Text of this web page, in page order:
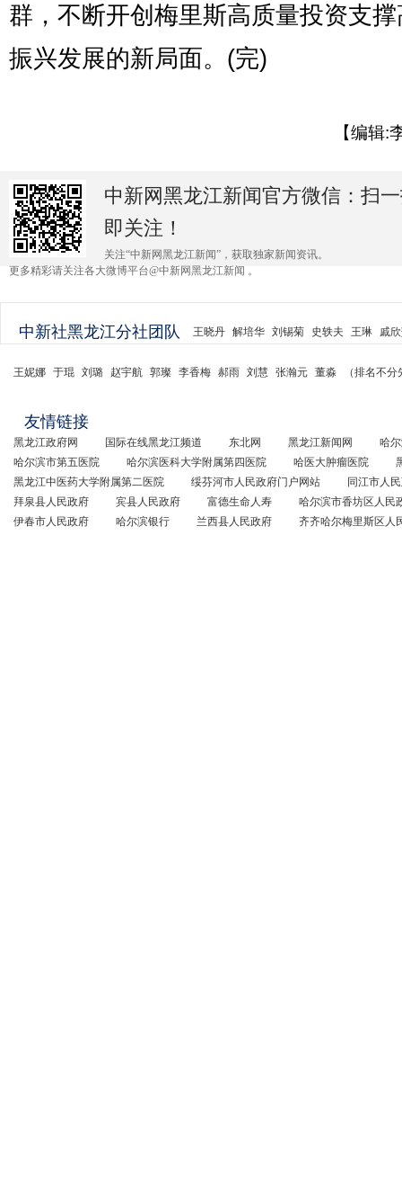
群，不断开创梅里斯高质量投资支
振兴发展的新局面。(完)
【编辑:
中新网黑龙江新闻官方微信：扫
即关注！
关注“中新网黑龙江新闻”，获取独家新闻资讯。
更多精彩请关注各大微博平台@中新网黑龙江新闻 。
中新社黑龙江分社团队 王晓丹 解培华 刘锡菊 史轶夫 王琳 戚
王妮娜 于琨 刘璐 赵宇航 郭璨 李香梅 郝雨 刘慧 张瀚元 董淼 （排名不
友情链接
黑龙江政府网 国际在线黑龙江频道 东北网 黑龙江新闻网
哈
哈尔滨市第五医院
哈尔滨医科大学附属第四医院 哈医大肿瘤医院
黑龙江中医药大学附属第二医院
绥芬河市人民政府门户网站
同江市人
拜泉县人民政府
宾县人民政府 富德生命人寿
哈尔滨市香坊区人民
伊春市人民政府
哈尔滨银行 兰西县人民政府 齐齐哈尔梅里斯区人